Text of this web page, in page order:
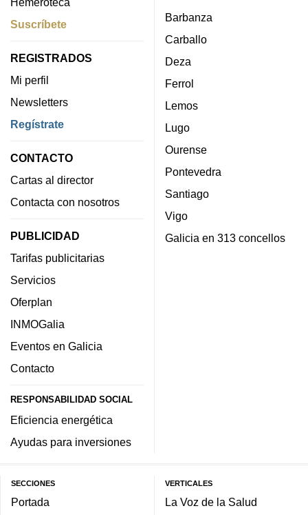
Suscríbete
REGISTRADOS
Mi perfil
Newsletters
Regístrate
CONTACTO
Cartas al director
Contacta con nosotros
PUBLICIDAD
Tarifas publicitarias
Servicios
Oferplan
INMOGalia
Eventos en Galicia
Contacto
RESPONSABILIDAD SOCIAL
Eficiencia energética
Ayudas para inversiones
Barbanza
Carballo
Deza
Ferrol
Lemos
Lugo
Ourense
Pontevedra
Santiago
Vigo
Galicia en 313 concellos
SECCIONES
Portada
VERTICALES
La Voz de la Salud